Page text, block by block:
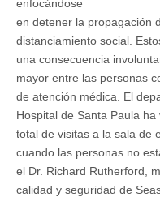
enfocándose
en detener la propagación
distanciamiento social.
una consecuencia
mayor entre las personas
de atención médica. El
Hospital de Santa Paula
total de visitas a la sala de
cuando las personas no
el Dr. Richard Rutherford,
calidad y seguridad de